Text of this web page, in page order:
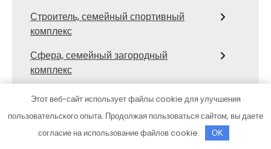
Строитель, семейный спортивный
комплекс
Сфера, семейный загородный
комплекс
Сход развал
Сход-развал, Шиномонтаж
Этот веб-сайт использует файлы cookie для улучшения
пользовательского опыта. Продолжая пользоваться сайтом, вы даете
согласие на использование файлов cookie.
OK